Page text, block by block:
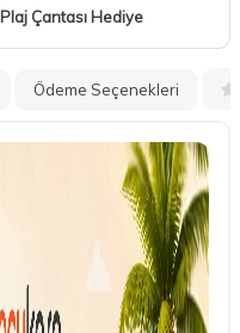
Plaj Çantası Hediye
Ödeme Seçenekleri